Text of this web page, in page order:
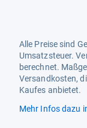
Alle Preise sind
Umsatzsteuer.
berechnet.
Versandkosten,
Kaufes anbietet.
Mehr Infos dazu